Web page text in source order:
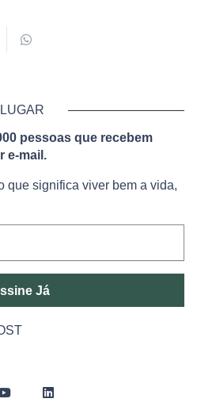
pessoas que recebem
e-mail.
que significa viver bem a vida,
Já